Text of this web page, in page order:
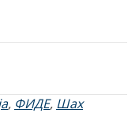
, ФИДЕ, Шах